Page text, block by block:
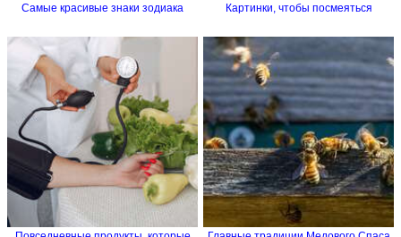
Самые красивые знаки зодиака Картинки, чтобы посмеяться